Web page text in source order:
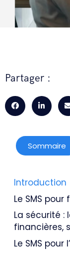
Partager :
Sommaire
Introduction
Le SMS
La sécurité :
financières,
Le SMS